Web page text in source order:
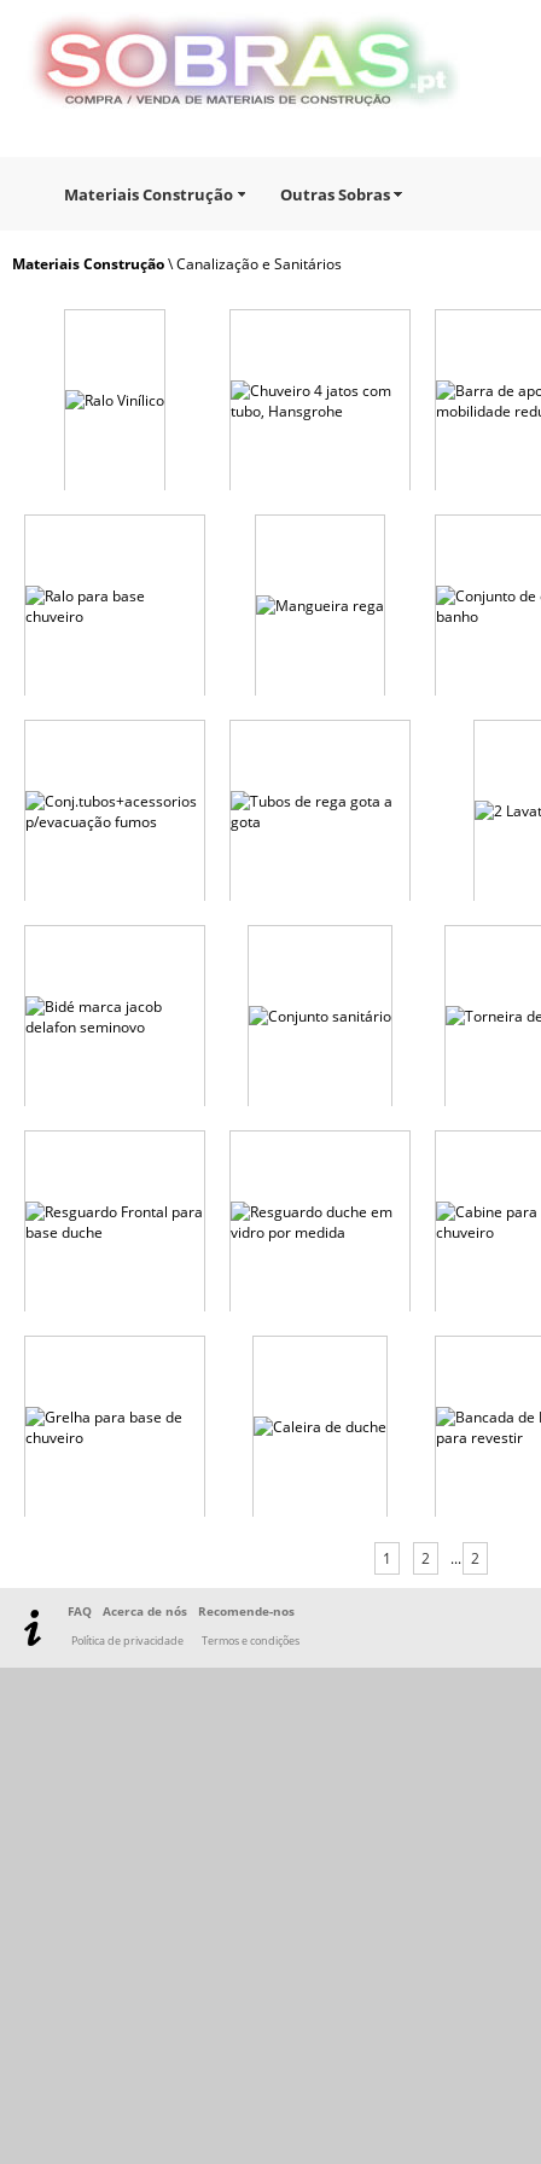
Materiais Construção Outras Sobras
Materiais Construção\ Canalização e Sanitários
1 2 ... 2
FAQ Acerca de nós Recomende-nos
Política de privacidade Termos e condições